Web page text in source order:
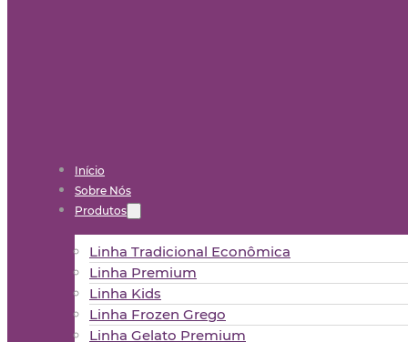
Início
Sobre Nós
Produtos
Linha Tradicional Econômica
Linha Premium
Linha Kids
Linha Frozen Grego
Linha Gelato Premium